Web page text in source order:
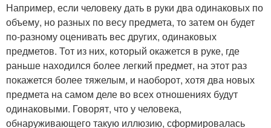
Например, если человеку дать в руки два одинаковых по
объему, но разных по весу предмета, то затем он будет
по-разному оценивать вес других, одинаковых
предметов. Тот из них, который окажется в руке, где
раньше находился более легкий предмет, на этот раз
покажется более тяжелым, и наоборот, хотя два новых
предмета на самом деле во всех отношениях будут
одинаковыми. Говорят, что у человека,
обнаруживающего такую иллюзию, сформировалась